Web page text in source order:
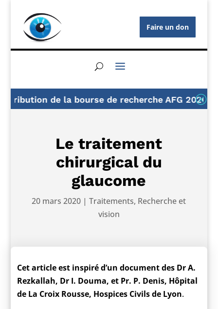
Faire un don
de la bourse de recherche AFG 2026 Un
Q
Le traitement
chirurgical du
glaucome
20 mars 2020 |Traitements, Recherche et
vision
Cet article est inspiré d’un document des Dr A.
Rezkallah, Dr I. Douma, et Pr. P. Denis, Hôpital
de La Croix Rousse, Hospices Civils de Lyon.